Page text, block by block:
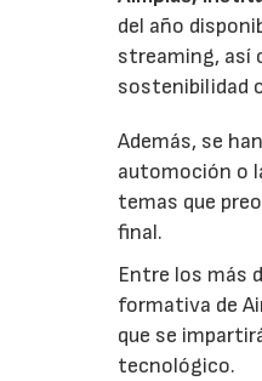
del año
streaming, así
sostenibilidad
Además, se
automoción o
temas que
final.
Entre los más
formativa de
que se
tecnológico.